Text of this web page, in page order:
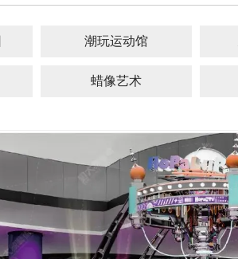
潮玩运动馆
蜡像艺术